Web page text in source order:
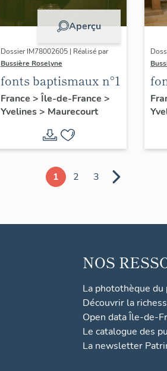
Aperçu
Dossier IM78002605 | Réalisé par
Bussière Roselyne
fonts baptismaux n°1
France > Île-de-France >
Yvelines> Maurecourt
1 2 3
NOS
La photothèque
Découvrir la
Open data Île-de-
Le catalogue des
La newsletter